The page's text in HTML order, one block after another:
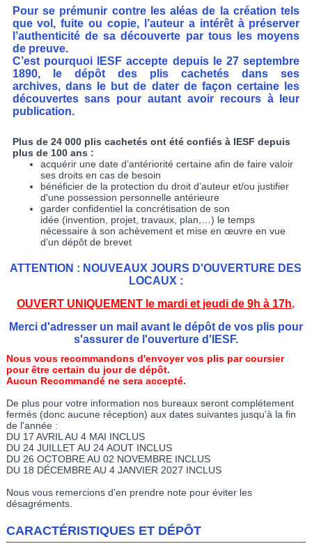
Pour se prémunir contre les aléas de la création tels
que vol, fuite ou copie, l’auteur a intérêt à préserver
l’authenticité de sa découverte par tous les moyens
de preuve.
C’est pourquoi IESF accepte depuis le 27 septembre
1890, le dépôt des plis cachetés dans ses
archives, dans le but de dater de façon certaine les
découvertes sans pour autant avoir recours à leur
publication.
Plus de 24 000 plis cachetés ont été confiés à IESF depuis
plus de 100 ans :
acquérir une date d’antériorité certaine afin de faire valoir
ses droits en cas de besoin
bénéficier de la protection du droit d’auteur et/ou justifier
d'une possession personnelle antérieure
garder confidentiel la concrétisation de son
idée (invention, projet, travaux, plan,…) le temps
nécessaire à son achèvement et mise en œuvre en vue
d’un dépôt de brevet
ATTENTION : NOUVEAUX JOURS D'OUVERTURE DES
LOCAUX :
OUVERT UNIQUEMENT le mardi et jeudi de 9h à 17h.
Merci d'adresser un mail avant le dépôt de vos plis pour
s'assurer de l'ouverture d'IESF.
Nous vous recommandons d'envoyer vos plis par coursier
pour être certain du jour de dépôt.
Aucun Recommandé ne sera accepté.
De plus pour votre information nos bureaux seront complétement
fermés (donc aucune réception) aux dates suivantes jusqu'à la fin
de l'année :
DU 17 AVRIL AU 4 MAI INCLUS
DU 24 JUILLET AU 24 AOUT INCLUS
DU 26 OCTOBRE AU 02 NOVEMBRE INCLUS
DU 18 DÉCEMBRE AU 4 JANVIER 2027 INCLUS
Nous vous remercions d'en prendre note pour éviter les
désagréments.
CARACTÉRISTIQUES ET DÉPÔT